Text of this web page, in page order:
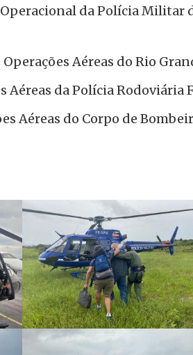
Operacional da Polícia Militar
Aéreas do Rio
Aéreas da Polícia Rodoviária
Aéreas do Corpo de